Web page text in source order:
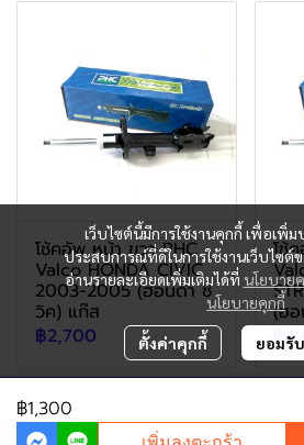
โช้คอัพ หน้า ขวา PHC
Valco HONDA CIVIC
2003-2005 (ฮอนด้า ซี
วิค) แก๊ส
฿2,700
โช้
(ฮ
฿
฿1,300
เว็บไซต์นี้มีการใช้งานคุกกี้ เพื่อเพิ่
ประสบการณ์ที่ดีในการใช้งานเว็บไซต์
อ่านรายละเอียดเพิ่มเติมได้ที่ นโยบาย
นโยบายคุกกี้
ตั้งค่าคุกกี้ ยอมรั